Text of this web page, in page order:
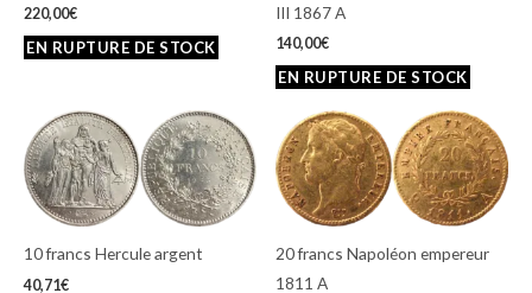
220,00€
III 1867 A
140,00€
10 francs Hercule argent
40,71€
20 francs Napoléon empereur
1811 A